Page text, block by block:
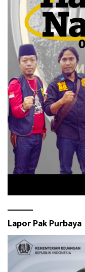
Lapor Pak Purbaya